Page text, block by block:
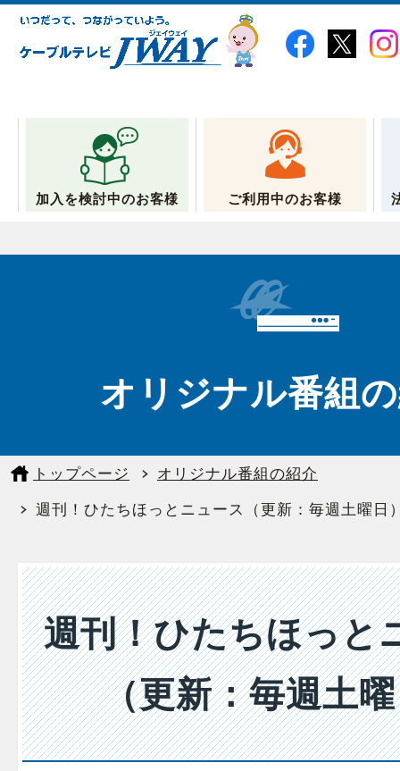
加入を検討中のお客様 ご利用中のお客様
オリジナル番組
トップページ
オリジナル番組の紹介
週刊！ひたちほっとニュース（更新：毎週土曜日
週刊！ひたちほっと
（更新：毎週土